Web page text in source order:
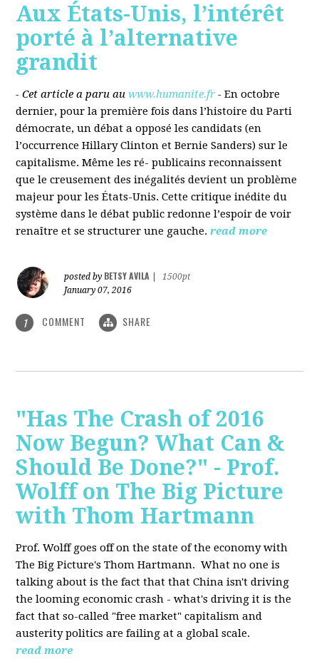
Aux États-Unis, l’intérêt
porté à l’alternative
grandit
- Cet article a paru au www.humanite.fr - En octobre
dernier, pour la première fois dans l’histoire du Parti
démocrate, un débat a opposé les candidats (en
l’occurrence Hillary Clinton et Bernie Sanders) sur le
capitalisme. Même les ré- publicains reconnaissent
que le creusement des inégalités devient un problème
majeur pour les États-Unis. Cette critique inédite du
système dans le débat public redonne l’espoir de voir
renaître et se structurer une gauche. read more
posted by BETSY AVILA
1500pt
January 07, 2016
1 COMMENT SHARE
"Has The Crash of 2016
Now Begun? What Can &
Should Be Done?" - Prof.
Wolff on The Big Picture
with Thom Hartmann
Prof. Wolff goes off on the state of the economy with
The Big Picture's Thom Hartmann. What no one is
talking about is the fact that that China isn't driving
the looming economic crash - what's driving it is the
fact that so-called "free market" capitalism and
austerity politics are failing at a global scale.
read more